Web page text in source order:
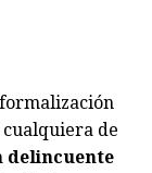
formalización
de
delincuente